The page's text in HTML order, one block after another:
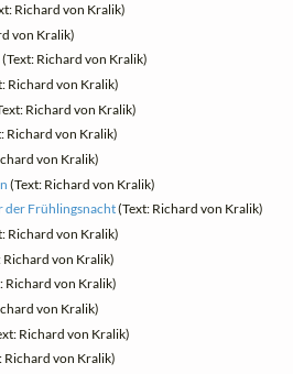
Richard von Kralik)
von Kralik)
(Text: Richard von Kralik)
Richard von Kralik)
Richard von Kralik)
Richard von Kralik)
von Kralik)
(Text: Richard von Kralik)
der Frühlingsnacht(Text: Richard von Kralik)
Richard von Kralik)
Richard von Kralik)
Richard von Kralik)
von Kralik)
Richard von Kralik)
Richard von Kralik)